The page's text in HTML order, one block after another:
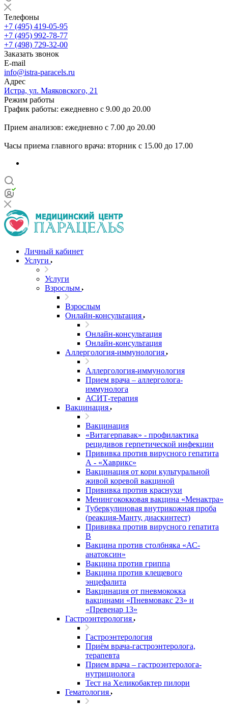
Телефоны
+7 (495) 419-05-95
+7 (495) 992-78-77
+7 (498) 729-32-00
Заказать звонок
E-mail
info@istra-paracels.ru
Адрес
Истра, ул. Маяковского, 21
Режим работы
График работы: ежедневно с 9.00 до 20.00
Прием анализов: ежедневно с 7.00 до 20.00
Часы приема главного врача: вторник с 15.00 до 17.00
Личный кабинет
Услуги
Услуги
Взрослым
Взрослым
Онлайн-консультация
Онлайн-консультация
Онлайн-консультация
Аллергология-иммунология
Аллергология-иммунология
Прием врача – аллерголога-
иммунолога
АСИТ-терапия
Вакцинация
Вакцинация
«Витагерпавак» - профилактика
рецидивов герпетической инфекции
Прививка против вирусного гепатита
А - «Хаврикс»
Вакцинация от кори культуральной
живой коревой вакциной
Прививка против краснухи
Менингококковая вакцина «Менактра»
Туберкулиновая внутрикожная проба
(реакция-Манту, диаскинтест)
Прививка против вирусного гепатита
В
Вакцина против столбняка «АС-
анатоксин»
Вакцина против гриппа
Вакцина против клещевого
энцефалита
Вакцинация от пневмококка
вакцинами «Пневмовакс 23» и
«Превенар 13»
Гастроэнтерология
Гастроэнтерология
Приём врача-гастроэнтеролога,
терапевта
Прием врача – гастроэнтеролога-
нутрициолога
Тест на Хеликобактер пилори
Гематология